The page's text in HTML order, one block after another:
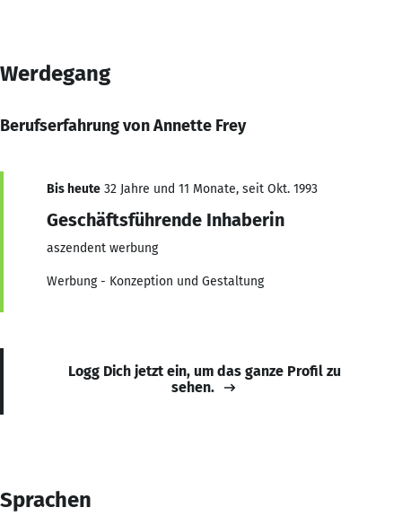
Werdegang
Berufserfahrung von Annette Frey
Bis heute 32 Jahre und 11 Monate, seit Okt. 1993
Geschäftsführende Inhaberin
aszendent werbung
Werbung - Konzeption und Gestaltung
Logg Dich jetzt ein, um das ganze Profil zu
sehen.
Sprachen